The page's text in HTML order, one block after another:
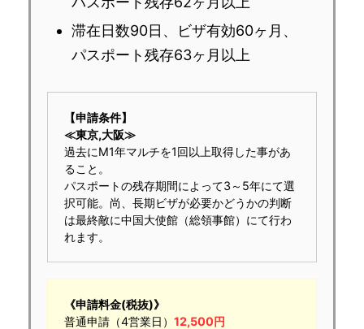
滞在日数90日、ビザ有効60ヶ月、
パスポート残存63ヶ月以上
【申請条件】
≪東京,大阪≫
過去にM1年マルチを1回以上取得した事があ
ること。
パスポートの残存期間によって3～5年にて選
択可能。尚、長期ビザが必要かどうかの判断
は最終敵に中国大使館（総領事館）にて行わ
れます。
《申請料金(税抜)》
普通申請（4営業日） 12,500円